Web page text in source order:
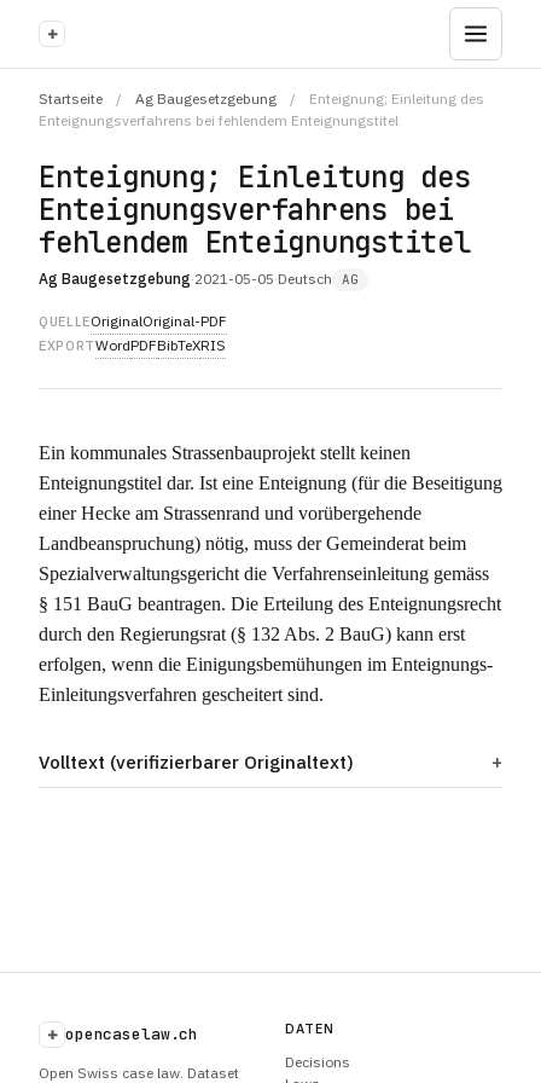
+
Startseite / Ag Baugesetzgebung /
Enteignung; Einleitung des
Enteignungsverfahrens bei fehlendem Enteignungstitel
Enteignung; Einleitung des
Enteignungsverfahrens bei
fehlendem Enteignungstitel
Ag Baugesetzgebung·2021-05-05·Deutsch AG
QUELLEOriginalOriginal-PDF
EXPORTWordPDFBibTeXRIS
Ein kommunales Strassenbauprojekt stellt keinen
Enteignungstitel dar. Ist eine Enteignung (für die Beseitigung
einer Hecke am Strassenrand und vorübergehende
Landbeanspruchung) nötig, muss der Gemeinderat beim
Spezialverwaltungsgericht die Verfahrenseinleitung gemäss
§ 151 BauG beantragen. Die Erteilung des Enteignungsrecht
durch den Regierungsrat (§ 132 Abs. 2 BauG) kann erst
erfolgen, wenn die Einigungsbemühungen im Enteignungs-
Einleitungsverfahren gescheitert sind.
Volltext (verifizierbarer Originaltext)
+ opencaselaw.ch
Open Swiss case law. Dataset
DATEN
Decisions